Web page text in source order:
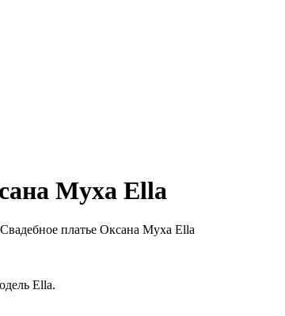
Муха Ella
Свадебное платье Оксана Муха Ella
Ella.